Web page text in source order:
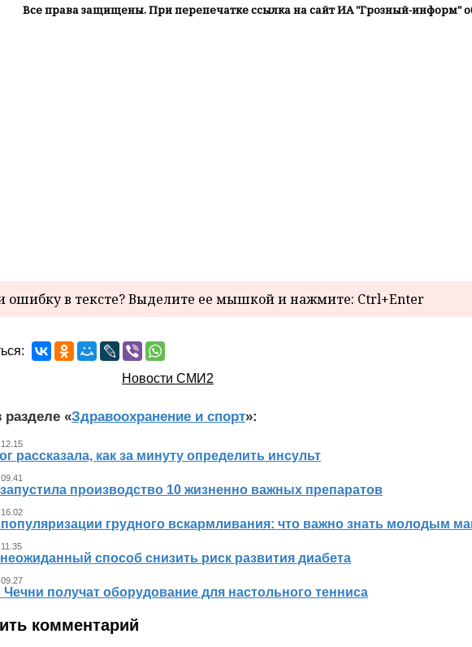
Все права защищены. При перепечатке ссылка на сайт ИА "Грозный-информ"
в тексте? Выделите ее мышкой и нажмите: Ctrl+Enter
Новости СМИ2
разделе «Здравоохранение и спорт»:
рассказала, как за минуту определить инсульт
производство 10 жизненно важных препаратов
грудного вскармливания: что важно знать молодым
способ снизить риск развития диабета
Чечни получат оборудование для настольного тенниса
комментарий